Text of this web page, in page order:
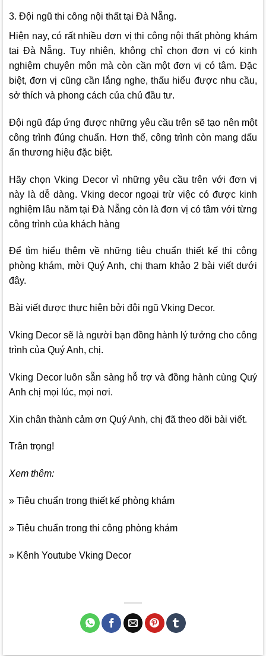
3. Đội ngũ thi công nội thất tại Đà Nẵng.
Hiện nay, có rất nhiều đơn vị thi công nội thất phòng khám
tại Đà Nẵng. Tuy nhiên, không chỉ chọn đơn vị có kinh
nghiệm chuyên môn mà còn cần một đơn vị có tâm. Đặc
biệt, đơn vị cũng cần lắng nghe, thấu hiểu được nhu cầu,
sở thích và phong cách của chủ đầu tư.
Đội ngũ đáp ứng được những yêu cầu trên sẽ tạo nên một
công trình đúng chuẩn. Hơn thế, công trình còn mang dấu
ấn thương hiệu đặc biệt.
Hãy chọn Vking Decor vì những yêu cầu trên với đơn vị
này là dễ dàng. Vking decor ngoại trừ việc có được kinh
nghiệm lâu năm tại Đà Nẵng còn là đơn vị có tâm với từng
công trình của khách hàng
Để tìm hiểu thêm về những tiêu chuẩn thiết kế thi công
phòng khám, mời Quý Anh, chị tham khảo 2 bài viết dưới
đây.
Bài viết được thực hiện bởi đội ngũ Vking Decor.
Vking Decor sẽ là người bạn đồng hành lý tưởng cho công
trình của Quý Anh, chị.
Vking Decor luôn sẵn sàng hỗ trợ và đồng hành cùng Quý
Anh chị mọi lúc, mọi nơi.
Xin chân thành cảm ơn Quý Anh, chị đã theo dõi bài viết.
Trân trọng!
Xem thêm:
» Tiêu chuẩn trong thiết kế phòng khám
» Tiêu chuẩn trong thi công phòng khám
» Kênh Youtube Vking Decor